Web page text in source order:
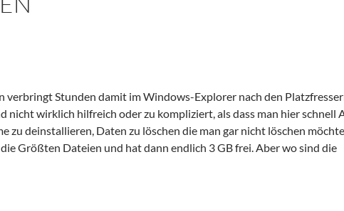
verbringt Stunden damit im Windows-Explorer nach den
nicht wirklich hilfreich oder zu kompliziert, als dass man hier schnell
zu deinstallieren, Daten zu löschen die man gar nicht löschen
Größten Dateien und hat dann endlich 3 GB frei. Aber wo sind die